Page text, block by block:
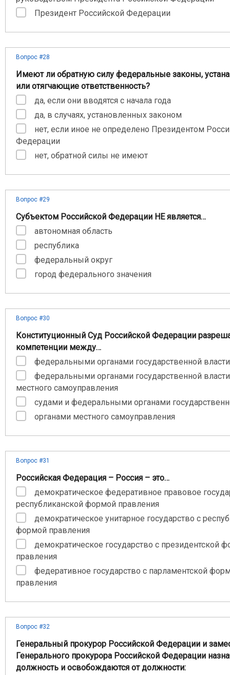
Президент Российской Федерации
Вопрос #28
Имеют ли обратную силу федеральные законы,
или отягчающие ответственность?
да, если они вводятся с начала года
да, в случаях, установленных законом
нет, если иное не определено Президентом
Федерации
нет, обратной силы не имеют
Вопрос #29
Субъектом Российской Федерации НЕ является…
автономная область
республика
федеральный округ
город федерального значения
Вопрос #30
Конституционный Суд Российской Федерации
компетенции между…
федеральными органами государственной власти
федеральными органами государственной
местного самоуправления
судами и федеральными органами
органами местного самоуправления
Вопрос #31
Российская Федерация – Россия – это…
демократическое федеративное правовое
республиканской формой правления
демократическое унитарное государство с
формой правления
демократическое государство с президентской
правления
федеративное государство с парламентской
правления
Вопрос #32
Генеральный прокурор Российской Федерации и
Генерального прокурора Российской Федерации
должность и освобождаются от должности: